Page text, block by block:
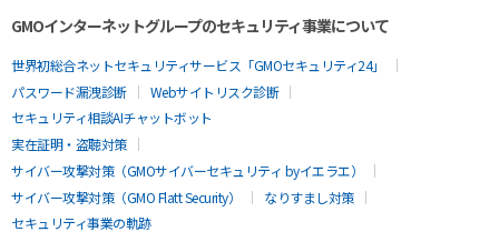
GMOインターネットグループのセキュリティ事業について
世界初総合ネットセキュリティサービス「GMOセキュリティ24」
パスワード漏洩診断
Webサイトリスク診断
セキュリティ相談AIチャットボット
実在証明・盗聴対策
サイバー攻撃対策（GMOサイバーセキュリティ byイエラエ）
サイバー攻撃対策（GMO Flatt Security）
なりすまし対策
セキュリティ事業の軌跡